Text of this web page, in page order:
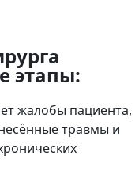
этапы:
жалобы пациента,
травмы и